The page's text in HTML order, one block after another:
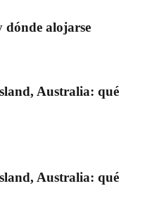
alojarse
Australia: qué
Australia: qué